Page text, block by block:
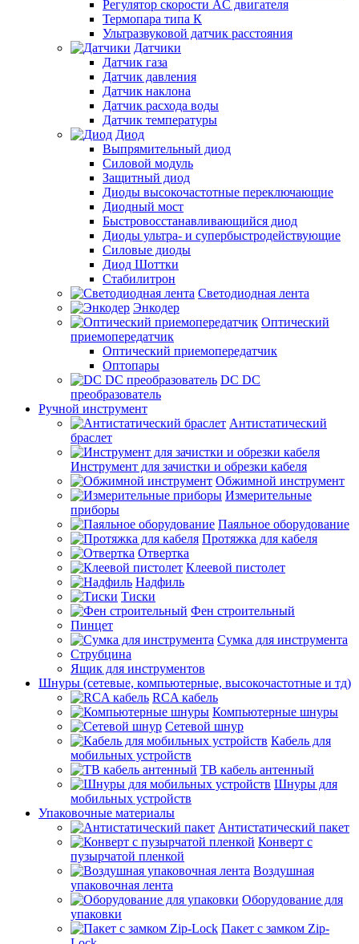
Регулятор скорости AC двигателя
Термопара типа К
Ультразвуковой датчик расстояния
Датчики
Датчик газа
Датчик давления
Датчик наклона
Датчик расхода воды
Датчик температуры
Диод
Выпрямительный диод
Силовой модуль
Защитный диод
Диоды высокочастотные переключающие
Диодный мост
Быстровосстанавливающийся диод
Диоды ультра- и супербыстродействующие
Силовые диоды
Диод Шоттки
Стабилитрон
Светодиодная лента
Энкодер
Оптический
приемопередатчик
Оптический приемопередатчик
Оптопары
DC DC
преобразователь
Ручной инструмент
Антистатический
браслет
Инструмент для зачистки и обрезки кабеля
Обжимной инструмент
Измерительные
приборы
Паяльное оборудование
Протяжка для кабеля
Отвертка
Клеевой пистолет
Надфиль
Тиски
Фен строительный
Пинцет
Сумка для инструмента
Струбцина
Ящик для инструментов
Шнуры (сетевые, компьютерные, высокочастотные и тд)
RCA кабель
Компьютерные шнуры
Сетевой шнур
Кабель для
мобильных устройств
ТВ кабель антенный
Шнуры для
мобильных устройств
Упаковочные материалы
Антистатический пакет
Конверт с
пузырчатой пленкой
Воздушная
упаковочная лента
Оборудование для
упаковки
Пакет с замком Zip-